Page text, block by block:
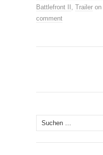
Battlefront II
Trailer on
comment
Suche
nach: